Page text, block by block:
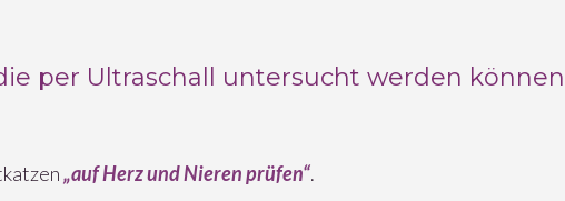
per Ultraschall untersucht werden
„auf Herz und Nieren prüfen“.